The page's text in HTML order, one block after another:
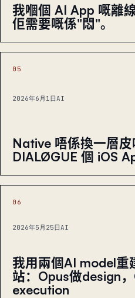
我嗰個 AI App 嘅離
佢需要嘅係"悶"。
05
2026年6月1日AI
Native 唔係換一層
DIALØGUE 個 iOS
06
2026年5月25日 AI
我用兩個AI model重
站：Opus做design
execution